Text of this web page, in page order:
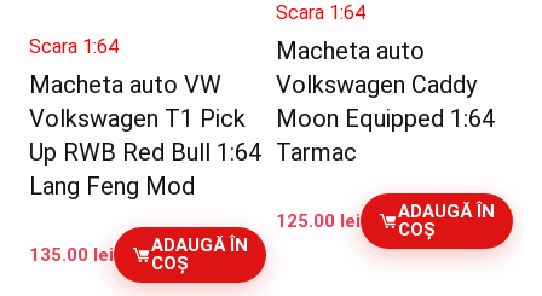
Scara 1:64
Macheta auto VW
Volkswagen T1 Pick
Up RWB Red Bull 1:64
Lang Feng Mod
135.00 lei
ADAUGĂ ÎN
COȘ
Scara 1:64
Macheta auto
Volkswagen Caddy
Moon Equipped 1:64
Tarmac
125.00 lei
ADAUGĂ ÎN
COȘ